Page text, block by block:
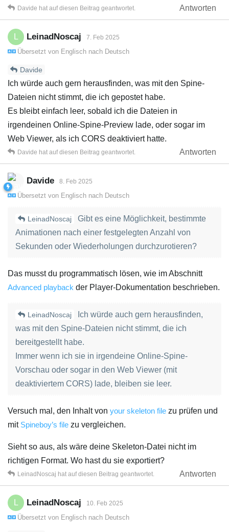
Antworten
Davide hat auf diesen Beitrag geantwortet.
LeinadNoscaj 7. Feb 2025
Übersetzt von Englisch nach Deutsch
Davide
Ich würde auch gern herausfinden, was mit den Spine-
Dateien nicht stimmt, die ich gepostet habe.
Es bleibt einfach leer, sobald ich die Dateien in
irgendeinen Online-Spine-Preview lade, oder sogar im
Web Viewer, als ich CORS deaktiviert hatte.
Antworten
Davide hat auf diesen Beitrag geantwortet.
Davide 8. Feb 2025
Übersetzt von Englisch nach Deutsch
LeinadNoscaj
Gibt es eine Möglichkeit, bestimmte
Animationen nach einer festgelegten Anzahl von
Sekunden oder Wiederholungen durchzurotieren?
Das musst du programmatisch lösen, wie im Abschnitt
Advanced playback der Player-Dokumentation beschrieben.
LeinadNoscaj
Ich würde auch gern herausfinden,
was mit den Spine-Dateien nicht stimmt, die ich
bereitgestellt habe.
Immer wenn ich sie in irgendeine Online-Spine-
Vorschau oder sogar in den Web Viewer (mit
deaktiviertem CORS) lade, bleiben sie leer.
Versuch mal, den Inhalt von your skeleton file zu prüfen und
mit Spineboy’s file zu vergleichen.
Sieht so aus, als wäre deine Skeleton-Datei nicht im
richtigen Format. Wo hast du sie exportiert?
Antworten
LeinadNoscaj hat auf diesen Beitrag geantwortet.
LeinadNoscaj 10. Feb 2025
Übersetzt von Englisch nach Deutsch